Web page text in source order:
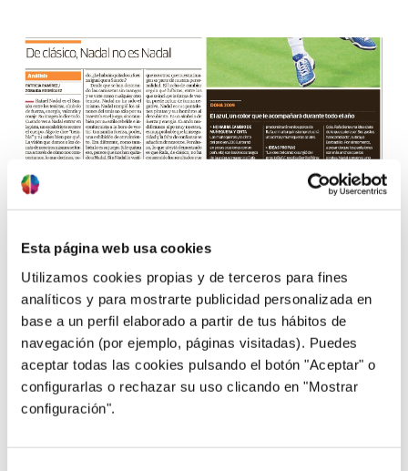
Esta página web usa cookies
Utilizamos cookies propias y de terceros para fines
analíticos y para mostrarte publicidad personalizada en
base a un perfil elaborado a partir de tus hábitos de
navegación (por ejemplo, páginas visitadas). Puedes
aceptar todas las cookies pulsando el botón "Aceptar" o
configurarlas o rechazar su uso clicando en "Mostrar
configuración".
Rafael Nadal, el “Sansón” entre los tenistas,
símbolo de fuerza, energía, valentía y coraje. Su
imagen lo dice todo. Cuando ves a Nadal entrar en
la pista, un escalofrío te recorre el cuerpo. Algo te
dice: “tiembla”, y tú sabes bien por qué. Rafael
Nadal, el “Sansón” entre los tenistas, símbolo de
fuerza, energía, valentía …saber más